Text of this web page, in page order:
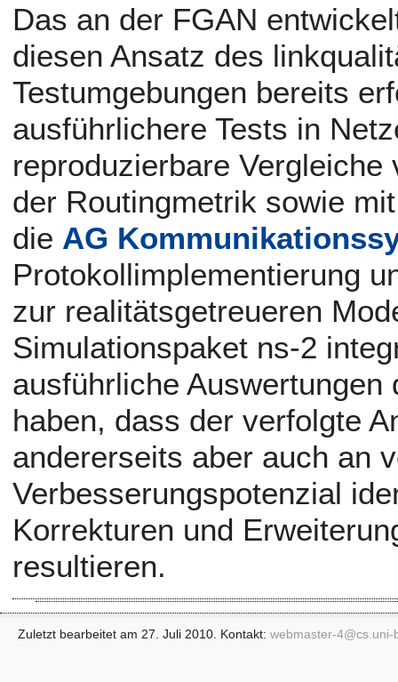
Das an der FGAN
diesen Ansatz des
Testumgebungen bereits
ausführlichere Tests in
reproduzierbare
der Routingmetrik sowie
die AG
Protokollimplementierung
zur realitätsgetreueren
Simulationspaket ns-2
ausführliche
haben, dass der verfolgte
andererseits aber auch an
Verbesserungspotenzial
Korrekturen und
resultieren.
Zuletzt bearbeitet am 27. Juli 2010. Kontakt: webmaster-4@cs.uni-